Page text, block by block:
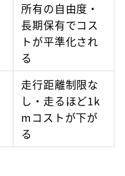
所有の自由度・
長期保有でコス
トが平準化され
る
走行距離制限な
し・走るほど1k
mコストが下が
る